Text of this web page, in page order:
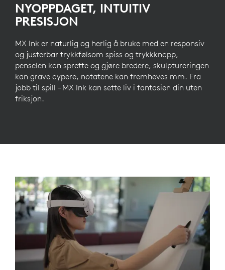
NYOPPDAGET, INTUITIV
PRESISJON
MX Ink er naturlig og herlig å bruke med en responsiv
og justerbar trykkfølsom spiss og trykkknapp,
penselen kan sprette og gjøre bredere, skulptureringen
kan grave dypere, notatene kan fremheves mm. Fra
jobb til spill – MX Ink kan sette liv i fantasien din uten
friksjon.